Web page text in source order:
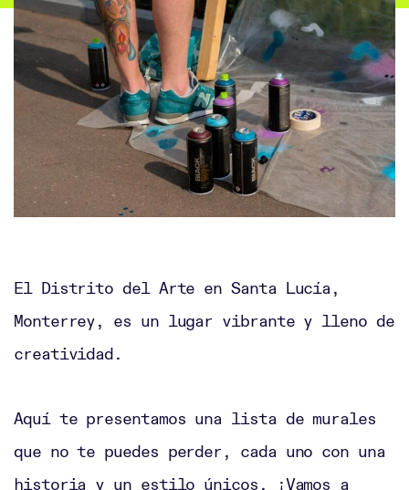
El Distrito del Arte en Santa Lucía,
Monterrey, es un lugar vibrante y lleno de
creatividad.
Aquí te presentamos una lista de murales
que no te puedes perder, cada uno con una
historia y un estilo únicos. ¡Vamos a